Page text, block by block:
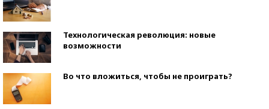
Технологическая революция: новые
возможности
Во что вложиться, чтобы не проиграть?